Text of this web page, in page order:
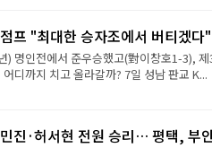
프 "최대한 승자조에서 버티겠다"
) 명인전에서 준우승했고(對이창호1-3),
디까지 치고 올라갈까? 7일 성남 판교 K...
진·허서현 전원 승리… 평택, 부